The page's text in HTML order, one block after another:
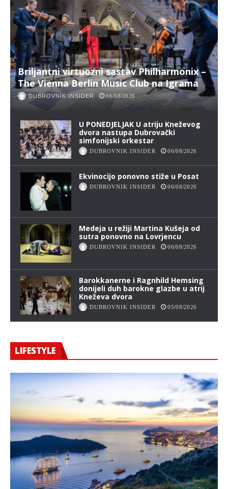
Briljantni virtuozni sastav Philharmonix –
The Vienna Berlin Music Club na Igrama
DUBROVNIK INSIDER 06/08/2026
U PONEDJELJAK U atriju Kneževog
dvora nastupa Dubrovački
simfonijski orkestar
DUBROVNIK INSIDER 06/08/2026
Ekvinocijo ponovno stiže u Posat
DUBROVNIK INSIDER 06/08/2026
Medeja u režiji Martina Kušeja od
sutra ponovno na Lovrjencu
DUBROVNIK INSIDER 06/08/2026
Barokkanerne i Ragnhild Hemsing
donijeli duh barokne glazbe u atrij
Kneževa dvora
DUBROVNIK INSIDER 05/08/2026
LIFESTYLE